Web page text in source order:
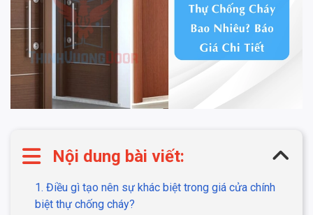
Nội dung bài viết:
1. Điều gì tạo nên sự khác biệt trong giá cửa chính
biệt thự chống cháy?